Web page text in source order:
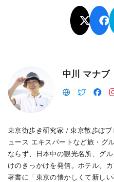
中川 マナブ
東京街歩き研究家 / 東京散歩ぽ
ュース エキスパートなど旅・グ
ならず、日本中の観光名所、グ
けのきっかけを発信。ホテル、
著書に「東京の懐かしくて新し